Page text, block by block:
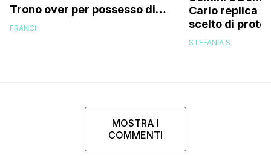
Trono over per possesso di
documenti falsi e truffa
FRANCI
Carlo replica
scelto di
di mio figlio
STEFANIA S
MOSTRA I
COMMENTI